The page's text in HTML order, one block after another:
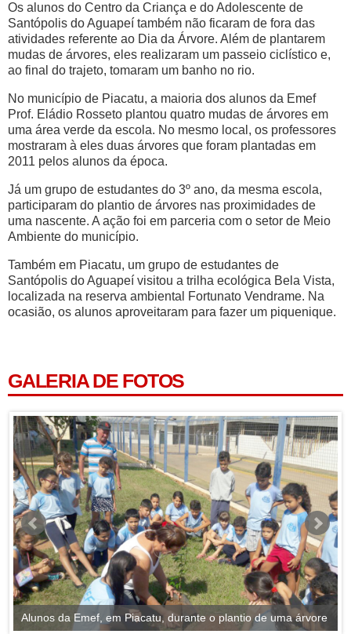
Os alunos do Centro da Criança e do Adolescente de
Santópolis do Aguapeí também não ficaram de fora das
atividades referente ao Dia da Árvore. Além de plantarem
mudas de árvores, eles realizaram um passeio ciclístico e,
ao final do trajeto, tomaram um banho no rio.
No município de Piacatu, a maioria dos alunos da Emef
Prof. Eládio Rosseto plantou quatro mudas de árvores em
uma área verde da escola. No mesmo local, os professores
mostraram à eles duas árvores que foram plantadas em
2011 pelos alunos da época.
Já um grupo de estudantes do 3º ano, da mesma escola,
participaram do plantio de árvores nas proximidades de
uma nascente. A ação foi em parceria com o setor de Meio
Ambiente do município.
Também em Piacatu, um grupo de estudantes de
Santópolis do Aguapeí visitou a trilha ecológica Bela Vista,
localizada na reserva ambiental Fortunato Vendrame. Na
ocasião, os alunos aproveitaram para fazer um piquenique.
GALERIA DE FOTOS
Alunos da Emef, em Piacatu, durante o plantio de uma árvore